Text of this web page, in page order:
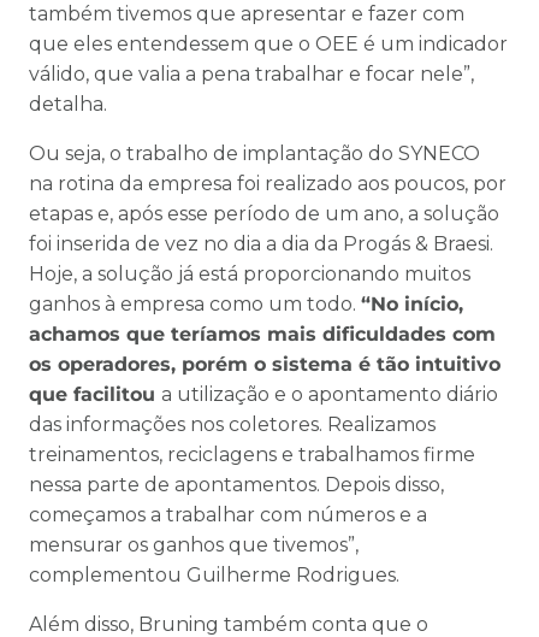
também tivemos que apresentar e fazer com
que eles entendessem que o OEE é um indicador
válido, que valia a pena trabalhar e focar nele”,
detalha.
Ou seja, o trabalho de implantação do SYNECO
na rotina da empresa foi realizado aos poucos, por
etapas e, após esse período de um ano, a solução
foi inserida de vez no dia a dia da Progás & Braesi.
Hoje, a solução já está proporcionando muitos
ganhos à empresa como um todo. “No início,
achamos que teríamos mais dificuldades com
os operadores, porém o sistema é tão intuitivo
que facilitou a utilização e o apontamento diário
das informações nos coletores. Realizamos
treinamentos, reciclagens e trabalhamos firme
nessa parte de apontamentos. Depois disso,
começamos a trabalhar com números e a
mensurar os ganhos que tivemos”,
complementou Guilherme Rodrigues.
Além disso, Bruning também conta que o